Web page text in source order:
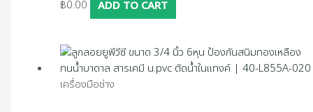
฿0.00 ADD TO CART
เครื่องมือช่าง